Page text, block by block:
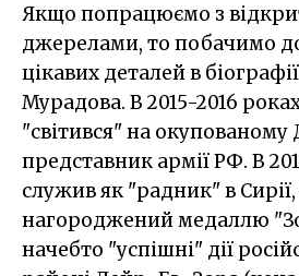
Якщо попрацюємо з
джерелами, то побачимо
цікавих деталей в
Мурадова. В 2015-2016
"світився" на окупованому
представник армії РФ. В
служив як "радник" в Сирії,
нагороджений медаллю
начебто "успішні" дії